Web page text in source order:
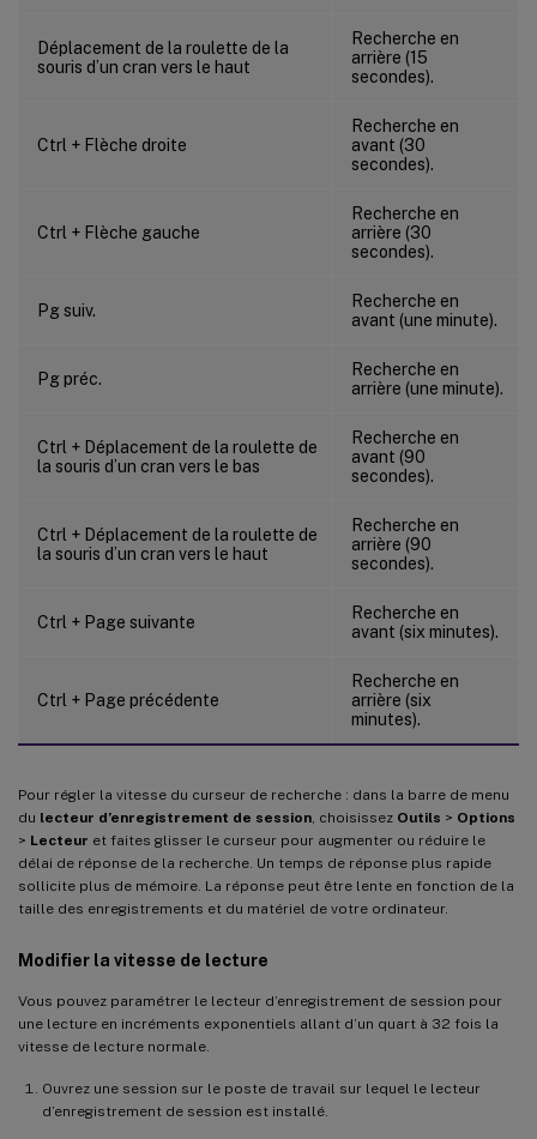
Déplacement de la roulette de la
souris d’un cran vers le haut
Recherche en
arrière (15
secondes).
Ctrl + Flèche droite
Recherche en
avant (30
secondes).
Ctrl + Flèche gauche
Recherche en
arrière (30
secondes).
Pg suiv.
Recherche en
avant (une minute).
Pg préc.
Recherche en
arrière (une minute).
Ctrl + Déplacement de la roulette de
la souris d’un cran vers le bas
Recherche en
avant (90
secondes).
Ctrl + Déplacement de la roulette de
la souris d’un cran vers le haut
Recherche en
arrière (90
secondes).
Ctrl + Page suivante
Recherche en
avant (six minutes).
Ctrl + Page précédente
Recherche en
arrière (six
minutes).
Pour régler la vitesse du curseur de recherche : dans la barre de menu
du lecteur d’enregistrement de session , choisissez Outils > Options
> Lecteur et faites glisser le curseur pour augmenter ou réduire le
délai de réponse de la recherche. Un temps de réponse plus rapide
sollicite plus de mémoire. La réponse peut être lente en fonction de la
taille des enregistrements et du matériel de votre ordinateur.
Modifier la vitesse de lecture
Vous pouvez paramétrer le lecteur d’enregistrement de session pour
une lecture en incréments exponentiels allant d’un quart à 32 fois la
vitesse de lecture normale.
Ouvrez une session sur le poste de travail sur lequel le lecteur
d’enregistrement de session est installé.